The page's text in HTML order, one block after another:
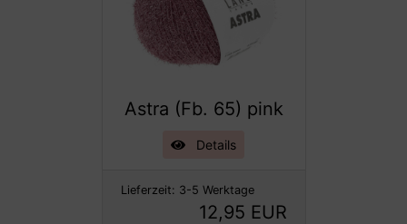
Astra (Fb. 65) pink
Details
Lieferzeit: 3-5 Werktage
12,95 EUR